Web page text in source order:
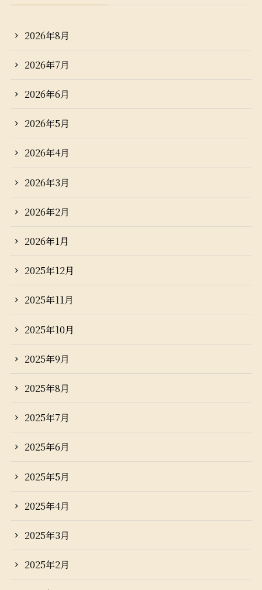
2026年8月
2026年7月
2026年6月
2026年5月
2026年4月
2026年3月
2026年2月
2026年1月
2025年12月
2025年11月
2025年10月
2025年9月
2025年8月
2025年7月
2025年6月
2025年5月
2025年4月
2025年3月
2025年2月